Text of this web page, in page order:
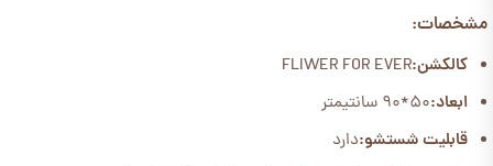
مشخصات:
کالکشن:FLIWER FOR EVER
ابعاد:50*90 سانتیمتر
قابلیت شستشو:دارد